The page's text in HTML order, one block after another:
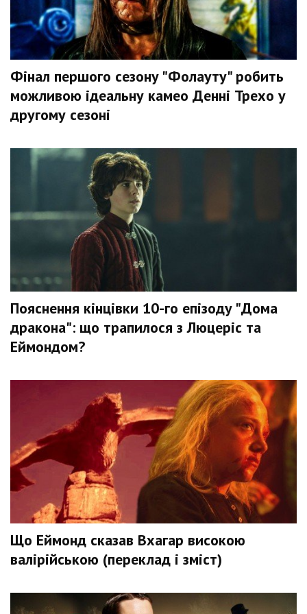
Фінал першого сезону "Фолауту" робить
можливою ідеальну камео Денні Трехо у
другому сезоні
Пояснення кінцівки 10-го епізоду "Дома
дракона": що трапилося з Люцеріс та
Еймондом?
Що Еймонд сказав Вхагар високою
валірійською (переклад і зміст)